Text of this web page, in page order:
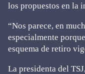
los propuestos en la
“Nos parece, en
especialmente
esquema de retiro
La presidenta del